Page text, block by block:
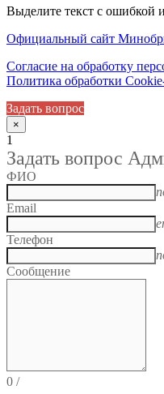
Выделите текст с ошибкой
Официальный сайт
Согласие на обработку
Политика обработки
Задать вопрос
×
1
Задать вопрос
ФИО
Email
Телефон
Сообщение
0 /